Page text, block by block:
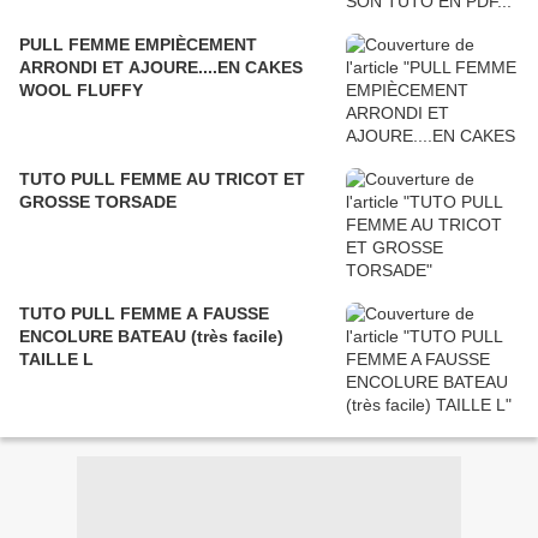
PULL FEMME EMPIÈCEMENT
ARRONDI ET AJOURE....EN CAKES
WOOL FLUFFY
TUTO PULL FEMME AU TRICOT ET
GROSSE TORSADE
TUTO PULL FEMME A FAUSSE
ENCOLURE BATEAU (très facile)
TAILLE L